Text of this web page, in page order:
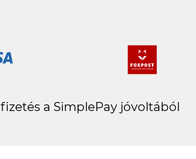
a SimplePay jóvoltából